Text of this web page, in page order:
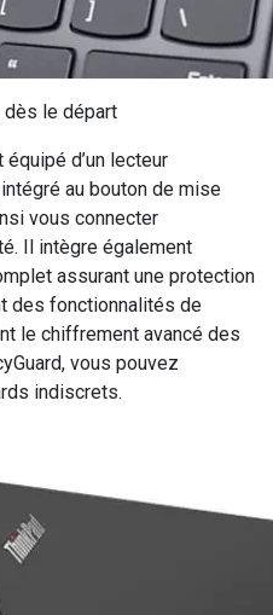
le départ
d’un lecteur
au bouton de mise
vous connecter
Il intègre également
assurant une protection
des fonctionnalités de
le chiffrement avancé des
vous pouvez
indiscrets.